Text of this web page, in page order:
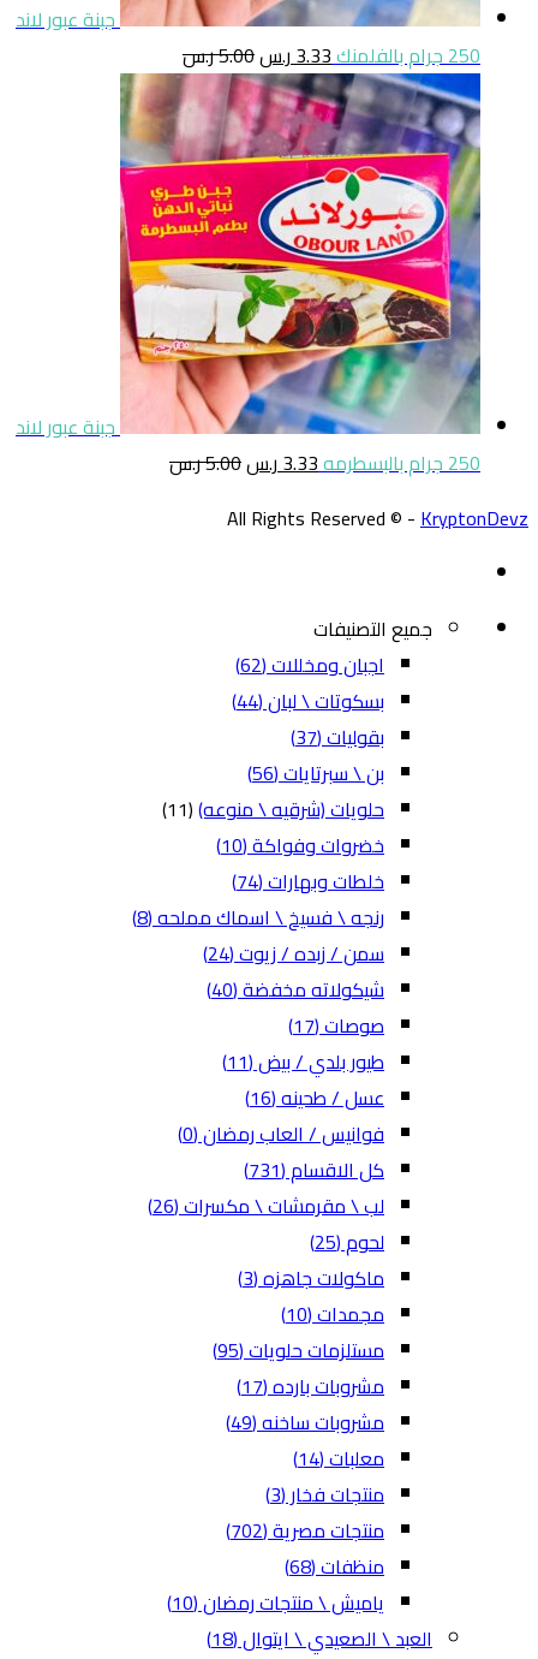
جبنة عبور لاند
250 جرام بالفلمنك
3.33ر.س5.00ر.س
جبنة عبور لاند
250 جرام بالبسطرمه
3.33ر.س5.00ر.س
All Rights Reserved © -KryptonDevz
جميع التصنيفات
اجبان ومخللات(62)
بسكوتات \ لبان(44)
بقوليات(37)
بن \ سبرتايات(56)
حلويات (شرقيه \ منوعه)(11)
خضروات وفواكة(10)
خلطات وبهارات(74)
رنجه \ فسيخ \ اسماك مملحه(8)
سمن / زبده / زيوت(24)
شيكولاته مخفضة(40)
صوصات(17)
طيور بلدي / بيض(11)
عسل / طحينه(16)
فوانيس / العاب رمضان(0)
كل الاقسام(731)
لب \ مقرمشات \ مكسرات(26)
لحوم(25)
ماكولات جاهزه(3)
مجمدات(10)
مستلزمات حلويات(95)
مشروبات بارده(17)
مشروبات ساخنه(49)
معلبات(14)
منتجات فخار(3)
منتجات مصرية(702)
منظفات(68)
ياميش \ منتجات رمضان(10)
العبد \ الصعيدي \ ايتوال(18)